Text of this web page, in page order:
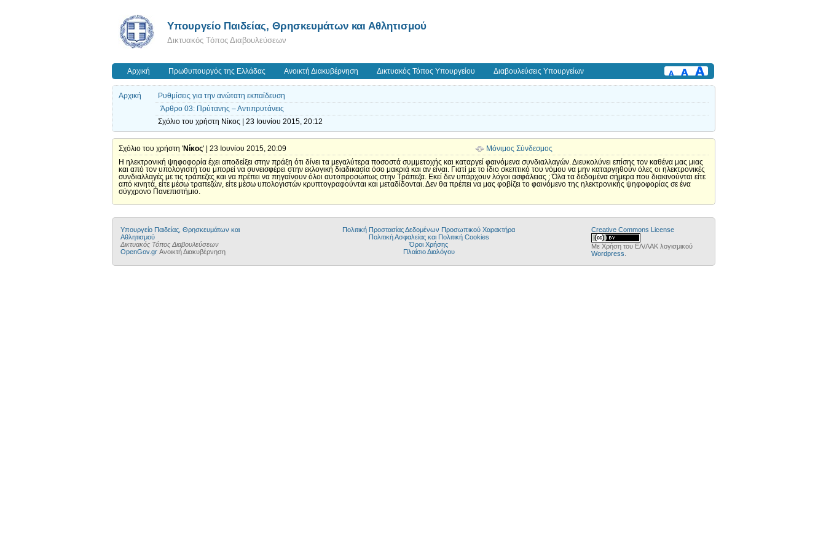
Υπουργείο Παιδείας, Θρησκευμάτων και Αθλητισμού
Δικτυακός Τόπος Διαβουλεύσεων
Αρχική Πρωθυπουργός της Ελλάδας Ανοικτή Διακυβέρνηση Δικτυακός Τόπος Υπουργείου Διαβουλεύσεις Υπουργείων
Αρχική
Ρυθμίσεις για την ανώτατη εκπαίδευση
Άρθρο 03: Πρύτανης – Αντιπρυτάνεις
Σχόλιο του χρήστη Νίκος | 23 Ιουνίου 2015, 20:12
Σχόλιο του χρήστη 'Νίκος' | 23 Ιουνίου 2015, 20:09
Μόνιμος Σύνδεσμος
Η ηλεκτρονική ψηφοφορία έχει αποδείξει στην πράξη ότι δίνει τα μεγαλύτερα ποσοστά συμμετοχής και καταργεί φαινόμενα συνδιαλλαγών. Διευκολύνει επίσης τον καθένα μας μιας
και από τον υπολογιστή του μπορεί να συνεισφέρει στην εκλογική διαδικασία όσο μακριά και αν είναι. Γιατί με το ίδιο σκεπτικό του νόμου να μην καταργηθούν όλες οι ηλεκτρονικές
συνδιαλλαγές με τις τράπεζες και να πρέπει να πηγαίνουν όλοι αυτοπροσώπως στην Τράπεζα. Εκεί δεν υπάρχουν λόγοι ασφάλειας ; Όλα τα δεδομένα σήμερα που διακινούνται είτε
από κινητά, είτε μέσω τραπεζών, είτε μέσω υπολογιστών κρυπτογραφούνται και μεταδίδονται. Δεν θα πρέπει να μας φοβίζει το φαινόμενο της ηλεκτρονικής ψηφοφορίας σε ένα
σύγχρονο Πανεπιστήμιο.
Υπουργείο Παιδείας, Θρησκευμάτων και
Αθλητισμού
Δικτυακός Τόπος Διαβουλεύσεων
OpenGov.gr Ανοικτή Διακυβέρνηση
Πολιτική Προστασίας Δεδομένων Προσωπικού Χαρακτήρα
Πολιτική Ασφαλείας και Πολιτική Cookies
Όροι Χρήσης
Πλαίσιο Διαλόγου
Creative Commons License
Με Χρήση του ΕΛ/ΛΑΚ λογισμικού
Wordpress